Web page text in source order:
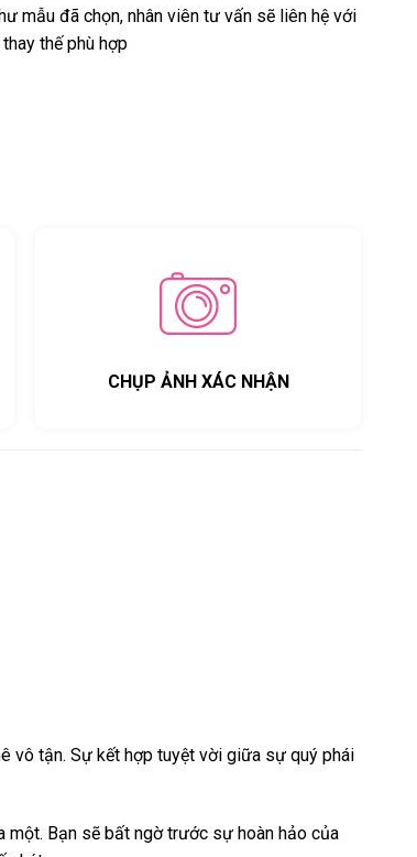
mẫu đã chọn, nhân viên tư vấn sẽ liên hệ với
thế phù hợp
CHỤP ẢNH XÁC NHẬN
vô tận. Sự kết hợp tuyệt vời giữa sự quý phái
Bạn sẽ bất ngờ trước sự hoàn hảo của